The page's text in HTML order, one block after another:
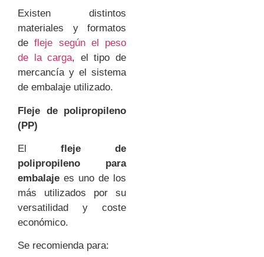
Existen distintos
materiales y formatos
de fleje según el peso
de la carga, el tipo de
mercancía y el sistema
de embalaje utilizado.
Fleje de polipropileno
(PP)
El fleje de
polipropileno para
embalaje es uno de los
más utilizados por su
versatilidad y coste
económico.
Se recomienda para: